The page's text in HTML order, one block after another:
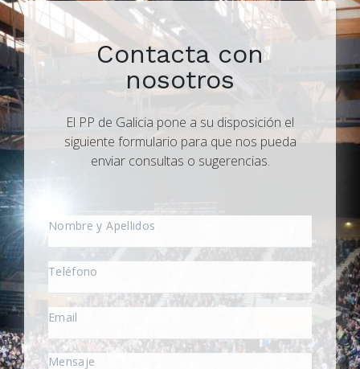
Contacta con
nosotros
El PP de Galicia pone a su disposición el
siguiente formulario para que nos pueda
enviar consultas o sugerencias.